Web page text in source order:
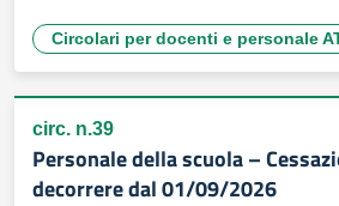
Circolari per docenti e personale
circ. n.39
Personale della scuola –
decorrere dal 01/09/2026